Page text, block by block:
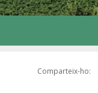
Comparteix-ho: